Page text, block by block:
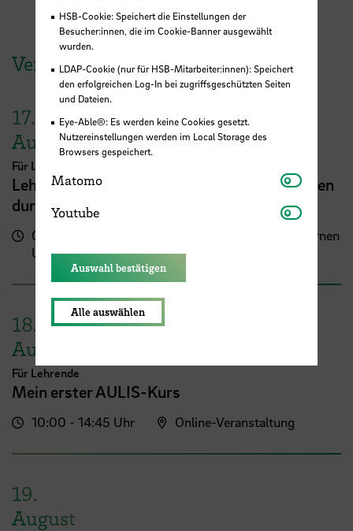
Veranstaltungen der HSB
17.
August
Für Lehrende
Lehrveranstaltungsplanung mit KI. Zeit sparen
durch digitale Tools
09:00 - 13:00
Uhr
Zentrum für Lehren und Lernen
(ZLL)
18.
August
Für Lehrende
Mein erster AULIS-Kurs
10:00 - 14:45 Uhr Online-Veranstaltung
19.
August
HSB-Cookie: Speichert die Einstellungen der
Besucher:innen, die im Cookie-Banner ausgewählt
wurden.
LDAP-Cookie (nur für HSB-Mitarbeiter:innen): Speichert
den erfolgreichen Log-In bei zugriffsgeschützten Seiten
und Dateien.
Eye-Able®: Es werden keine Cookies gesetzt.
Nutzereinstellungen werden im Local Storage des
Browsers gespeichert.
Matomo Matomo
Youtube Youtube
Auswahl bestätigen
Alle auswählen